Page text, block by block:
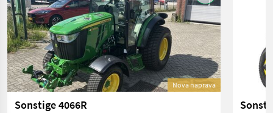
Nova naprava
Sonstige 4066R